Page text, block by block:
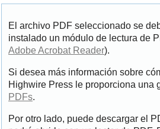
El archivo PDF seleccionado se
instalado un módulo de lectura de
Adobe Acrobat Reader).
Si desea más información sobre
Highwire Press le proporciona una
PDFs.
Por otro lado, puede descargar el